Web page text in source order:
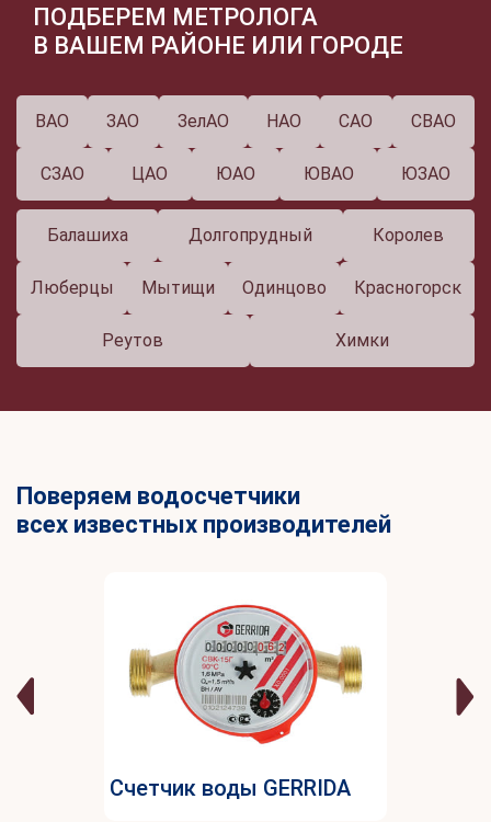
ПОДБЕРЕМ МЕТРОЛОГА
В ВАШЕМ РАЙОНЕ ИЛИ ГОРОДЕ
ВАО ЗАО ЗелАО НАО САО СВАО
СЗАО ЦАО ЮАО ЮВАО ЮЗАО
Балашиха Долгопрудный Королев
Люберцы Мытищи Одинцово Красногорск
Реутов Химки
Поверяем водосчетчики
всех известных производителей
Счетчик воды GERRIDA